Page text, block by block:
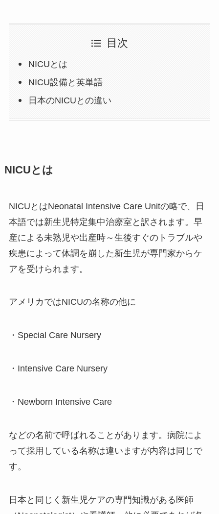
目次
NICUとは
NICU設備と英単語
日本のNICUとの違い
NICUとは
NICUとはNeonatal Intensive Care Unitの略で、日
本語では新生児特定集中治療室と訳されます。早
産による未熟児や出産時～生後すぐのトラブルや
疾患によって体調を崩した新生児が専門家からケ
アを受けられます。
アメリカではNICUの名称の他に
・Special Care Nursery
・Intensive Care Nursery
・Newborn Intensive Care
などの名前で呼ばれることがあります。病院によ
って採用している名称は違いますが内容は同じで
す。
日本と同じく新生児ケアの専門知識がある医師